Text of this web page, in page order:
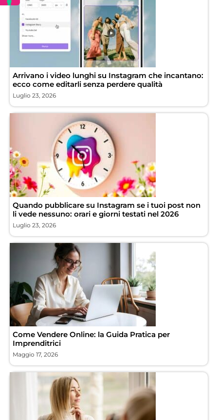
Arrivano i video lunghi su Instagram che incantano:
ecco come editarli senza perdere qualità
Luglio 23, 2026
Quando pubblicare su Instagram se i tuoi post non
li vede nessuno: orari e giorni testati nel 2026
Luglio 23, 2026
Come Vendere Online: la Guida Pratica per
Imprenditrici
Maggio 17, 2026